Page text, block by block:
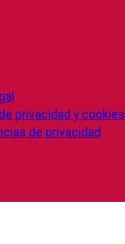
privacidad y cookies
de privacidad